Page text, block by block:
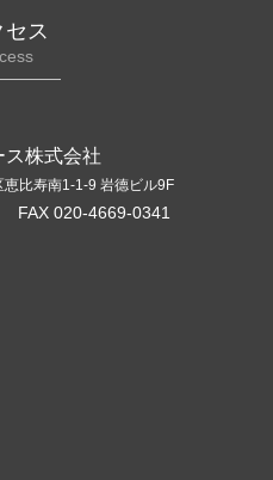
セス
ス株式会社
比寿南1-1-9 岩德ビル9F
020-4669-0341